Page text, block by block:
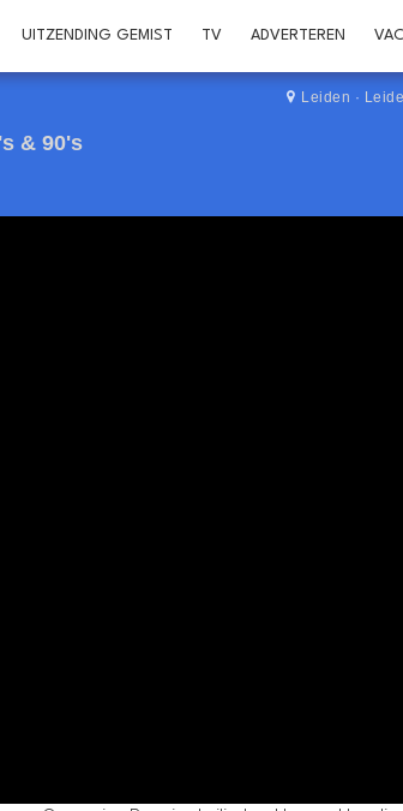
UITZENDING GEMIST TV ADVERTEREN
& 90's
Leiden ·